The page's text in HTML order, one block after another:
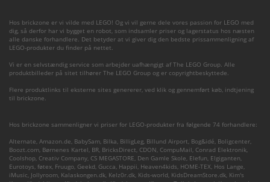
Hos brickzone er vi vilde med LEGO! Og vi vil gerne dele vores passion for LEGO med
dig, så derfor har vi bygget en robot, som indsamler priser og lagerstatus hos næsten
alle danske forhandlere. Det betyder at vi giver dig den bedste prissammenligning af
LEGO-produkter du finder på nettet.
Vi er en selvstændig service som arbejder uafhængigt af The LEGO Group. Alle
produktbilleder på sitet tilhører The LEGO Group og er copyrightbeskyttede.
Flere produktlinks til eksterne sites genererer, ved klik og gennemført køb, indtjening
til brickzone.
Hos brickzone sammenligner vi priser for LEGO-produkter fra følgende 74 forhandlere:
Alternate Amazon.de BabySam Bilka BilligLeg Billund Airport Bog&idé Boligcenter
Boozt.com Børnenes Kartel BR BricksDirect CDON CompuMail Conrad Elektronik
Coolshop Creativ Company CS MEGASTORE Den Gamle Skole Elefun Elgiganten
Eurotoys føtex Fruugo Geekd Gucca Happii Heaven4kids HOME-TEX Hos Lange
iMusic Jollyroom Kalaskongen.dk Kelz0r.dk Kids-world KidsDreamStore.dk Kim's